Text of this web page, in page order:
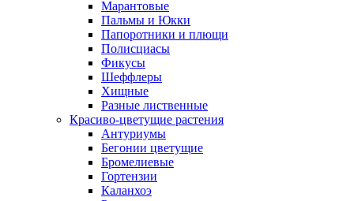
Марантовые
Пальмы и Юкки
Папоротники и плющи
Полисциасы
Фикусы
Шеффлеры
Хищные
Разные лиственные
Красиво-цветущие растения
Антуриумы
Бегонии цветущие
Бромелиевые
Гортензии
Каланхоэ